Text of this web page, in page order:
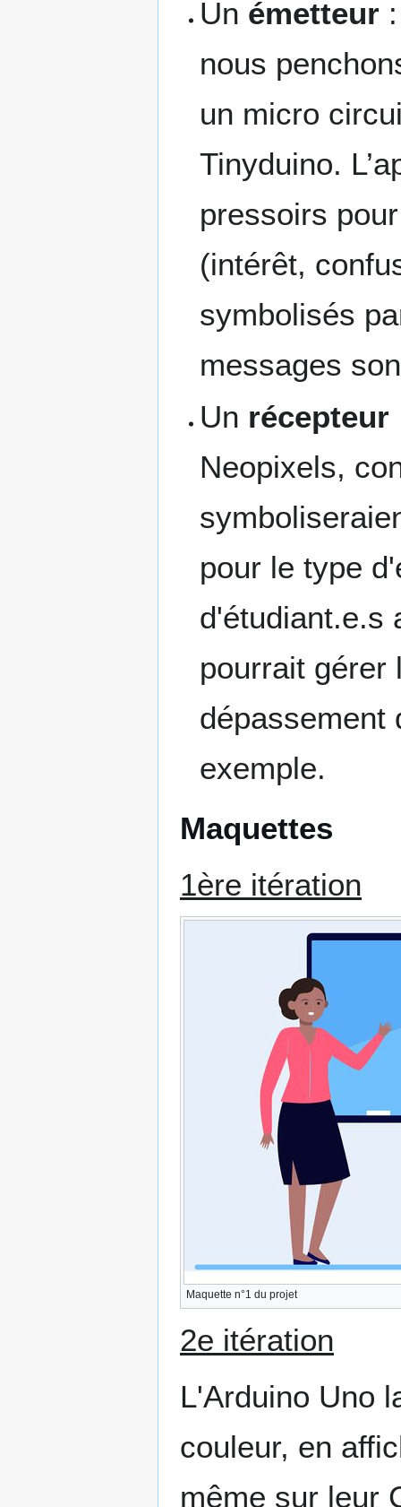
Un émetteur
nous
un micro
Tinyduino.
pressoirs
(intérêt,
symbolisés
messages
Un récepteur
Neopixels,
pour le type
d'étudiant.e.s
pourrait gérer
dépassement
exemple.
Maquettes
1ère itération
Maquette n°1 du projet
2e itération
L'Arduino Uno
couleur, en
même sur leur